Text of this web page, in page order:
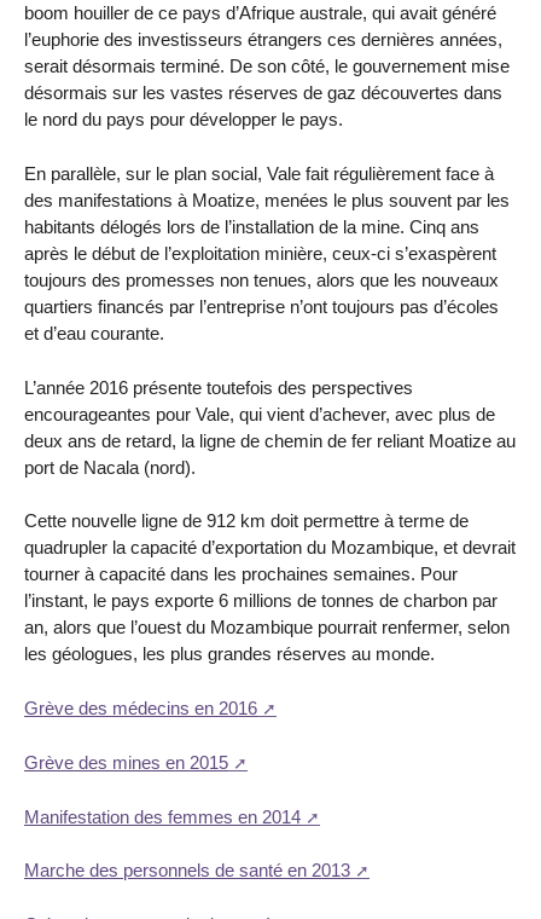
boom houiller de ce pays d’Afrique australe, qui avait généré
l’euphorie des investisseurs étrangers ces dernières années,
serait désormais terminé. De son côté, le gouvernement mise
désormais sur les vastes réserves de gaz découvertes dans
le nord du pays pour développer le pays.
En parallèle, sur le plan social, Vale fait régulièrement face à
des manifestations à Moatize, menées le plus souvent par les
habitants délogés lors de l’installation de la mine. Cinq ans
après le début de l’exploitation minière, ceux-ci s’exaspèrent
toujours des promesses non tenues, alors que les nouveaux
quartiers financés par l’entreprise n’ont toujours pas d’écoles
et d’eau courante.
L’année 2016 présente toutefois des perspectives
encourageantes pour Vale, qui vient d’achever, avec plus de
deux ans de retard, la ligne de chemin de fer reliant Moatize au
port de Nacala (nord).
Cette nouvelle ligne de 912 km doit permettre à terme de
quadrupler la capacité d’exportation du Mozambique, et devrait
tourner à capacité dans les prochaines semaines. Pour
l’instant, le pays exporte 6 millions de tonnes de charbon par
an, alors que l’ouest du Mozambique pourrait renfermer, selon
les géologues, les plus grandes réserves au monde.
Grève des médecins en 2016
Grève des mines en 2015
Manifestation des femmes en 2014
Marche des personnels de santé en 2013